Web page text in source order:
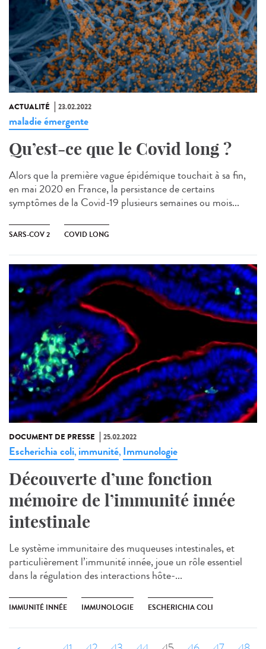
ACTUALITÉ 23.02.2022
maladie émergente
Qu’est-ce que le Covid long ?
Alors que la première vague épidémique touchait à sa fin,
en mai 2020 en France, la persistance de certains
symptômes de la Covid-19 plusieurs semaines ou mois...
SARS-COV 2 COVID LONG
DOCUMENT DE PRESSE 25.02.2022
Escherichia coli, immunité, Immunologie
Découverte d’une fonction
mémoire de l’immunité innée
intestinale
Le système immunitaire des muqueuses intestinales, et
particulièrement l’immunité innée, joue un rôle essentiel
dans la régulation des interactions hôte-...
IMMUNITÉ INNÉE IMMUNOLOGIE ESCHERICHIA COLI